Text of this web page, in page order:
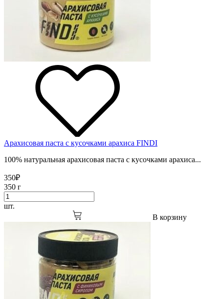
Арахисовая паста с кусочками арахиса FINDI
100% натуральная арахисовая паста с кусочками арахиса...
350₽
350 г
шт.
В корзину